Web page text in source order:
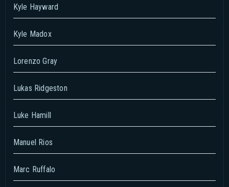
Kyle Hayward
Kyle Madox
Lorenzo Gray
Lukas Ridgeston
Luke Hamill
Manuel Rios
Marc Ruffalo